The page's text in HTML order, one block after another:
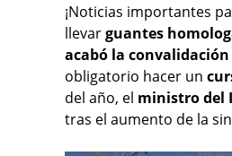
¡Noticias importantes
llevarguantes
acabó la convalidación
obligatorio hacer un
del año, el ministro del
tras el aumento de la